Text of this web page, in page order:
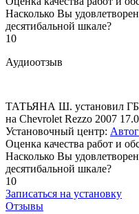
Насколько Вы
десятибальной шкале?
10
Аудиоотзыв
ТАТЬЯНА Ш. установил
на Chevrolet Rezzo 2007
Установочный центр:
Оценка качества работ и
Насколько Вы
десятибальной шкале?
10
Записаться на установку
Отзывы